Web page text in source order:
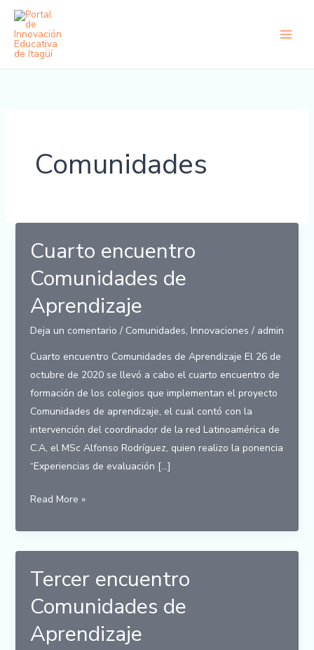
contenido
Comunidades
Cuarto encuentro
Comunidades de
Aprendizaje
Deja un comentario / Comunidades, Innovaciones / admin
Cuarto encuentro Comunidades de Aprendizaje El 26 de
octubre de 2020 se llevó a cabo el cuarto encuentro de
formación de los colegios que implementan el proyecto
Comunidades de aprendizaje, el cual contó con la
intervención del coordinador de la red Latinoamérica de
C.A, el MSc Alfonso Rodríguez, quien realizo la ponencia
“Experiencias de evaluación […]
Cuarto
Comunidades
de
Aprendizaje
Read More »
Tercer encuentro
Comunidades de
Aprendizaje